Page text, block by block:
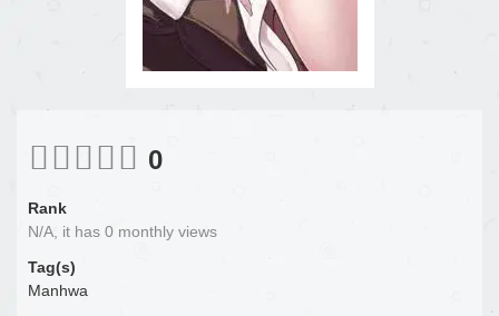
0
Rank
N/A, it has 0 monthly views
Tag(s)
Manhwa